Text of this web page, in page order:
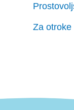
Za otroke